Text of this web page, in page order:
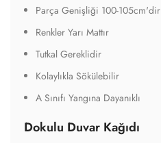
Parça Genişliği 100-105cm'dir
Renkler Yarı Mattır
Tutkal Gereklidir
Kolaylıkla Sökülebilir
A Sınıfı Yangına Dayanıklı
Dokulu Duvar Kağıdı